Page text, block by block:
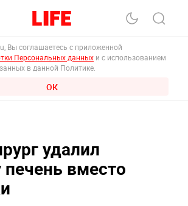
Вы соглашаетесь с приложенной
Персональных данных и с использованием
в данной Политике.
ОК
удалил
печень вместо